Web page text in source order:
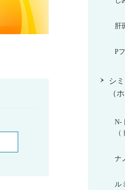
肝
P
シ
（
N-
ナ
ル